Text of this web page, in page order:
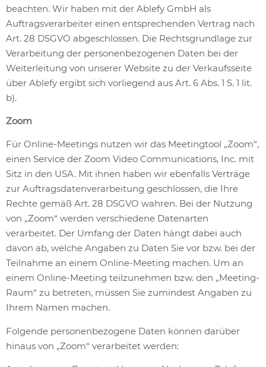
beachten. Wir haben mit der Ablefy GmbH als
Auftragsverarbeiter einen entsprechenden Vertrag nach
Art. 28 DSGVO abgeschlossen. Die Rechtsgrundlage zur
Verarbeitung der personenbezogenen Daten bei der
Weiterleitung von unserer Website zu der Verkaufsseite
über Ablefy ergibt sich vorliegend aus Art. 6 Abs. 1 S. 1 lit.
b).
Zoom
Für Online-Meetings nutzen wir das Meetingtool „Zoom“,
einen Service der Zoom Video Communications, Inc. mit
Sitz in den USA. Mit ihnen haben wir ebenfalls Verträge
zur Auftragsdatenverarbeitung geschlossen, die Ihre
Rechte gemäß Art. 28 DSGVO wahren. Bei der Nutzung
von „Zoom“ werden verschiedene Datenarten
verarbeitet. Der Umfang der Daten hängt dabei auch
davon ab, welche Angaben zu Daten Sie vor bzw. bei der
Teilnahme an einem Online-Meeting machen. Um an
einem Online-Meeting teilzunehmen bzw. den „Meeting-
Raum“ zu betreten, müssen Sie zumindest Angaben zu
Ihrem Namen machen.
Folgende personenbezogene Daten können darüber
hinaus von „Zoom“ verarbeitet werden: